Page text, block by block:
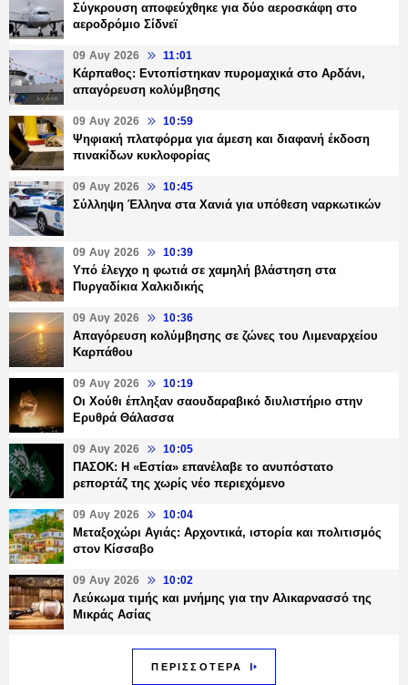
Σύγκρουση αποφεύχθηκε για δύο αεροσκάφη στο
αεροδρόμιο Σίδνεϊ
09 Αυγ 2026 11:01
Κάρπαθος: Εντοπίστηκαν πυρομαχικά στο Αρδάνι,
απαγόρευση κολύμβησης
09 Αυγ 2026 10:59
Ψηφιακή πλατφόρμα για άμεση και διαφανή έκδοση
πινακίδων κυκλοφορίας
09 Αυγ 2026 10:45
Σύλληψη Έλληνα στα Χανιά για υπόθεση ναρκωτικών
09 Αυγ 2026 10:39
Υπό έλεγχο η φωτιά σε χαμηλή βλάστηση στα
Πυργαδίκια Χαλκιδικής
09 Αυγ 2026 10:36
Απαγόρευση κολύμβησης σε ζώνες του Λιμεναρχείου
Καρπάθου
09 Αυγ 2026 10:19
Οι Χούθι έπληξαν σαουδαραβικό διυλιστήριο στην
Ερυθρά Θάλασσα
09 Αυγ 2026 10:05
ΠΑΣΟΚ: Η «Εστία» επανέλαβε το ανυπόστατο
ρεπορτάζ της χωρίς νέο περιεχόμενο
09 Αυγ 2026 10:04
Μεταξοχώρι Αγιάς: Αρχοντικά, ιστορία και πολιτισμός
στον Κίσσαβο
09 Αυγ 2026 10:02
Λεύκωμα τιμής και μνήμης για την Αλικαρνασσό της
Μικράς Ασίας
ΠΕΡΙΣΣΟΤΕΡΑ